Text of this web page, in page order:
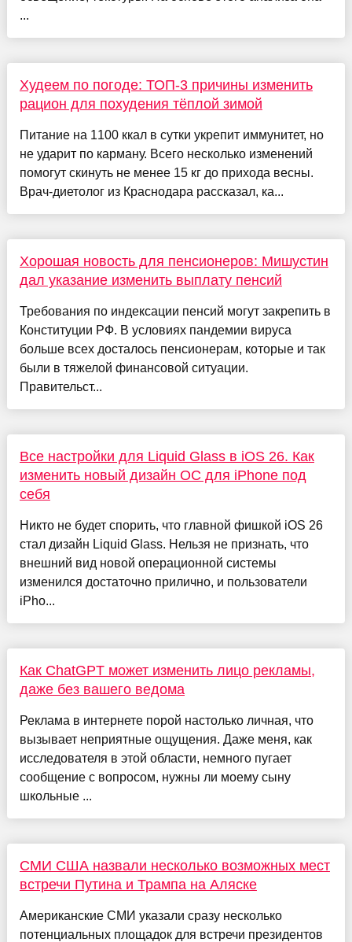
...
Худеем по погоде: ТОП-3 причины изменить
рацион для похудения тёплой зимой
Питание на 1100 ккал в сутки укрепит иммунитет, но
не ударит по карману. Всего несколько изменений
помогут скинуть не менее 15 кг до прихода весны.
Врач-диетолог из Краснодара рассказал, ка...
Хорошая новость для пенсионеров: Мишустин
дал указание изменить выплату пенсий
Требования по индексации пенсий могут закрепить в
Конституции РФ. В условиях пандемии вируса
больше всех досталось пенсионерам, которые и так
были в тяжелой финансовой ситуации.
Правительст...
Все настройки для Liquid Glass в iOS 26. Как
изменить новый дизайн ОС для iPhone под
себя
Никто не будет спорить, что главной фишкой iOS 26
стал дизайн Liquid Glass. Нельзя не признать, что
внешний вид новой операционной системы
изменился достаточно прилично, и пользователи
iPho...
Как ChatGPT может изменить лицо рекламы,
даже без вашего ведома
Реклама в интернете порой настолько личная, что
вызывает неприятные ощущения. Даже меня, как
исследователя в этой области, немного пугает
сообщение с вопросом, нужны ли моему сыну
школьные ...
СМИ США назвали несколько возможных мест
встречи Путина и Трампа на Аляске
Американские СМИ указали сразу несколько
потенциальных площадок для встречи президентов